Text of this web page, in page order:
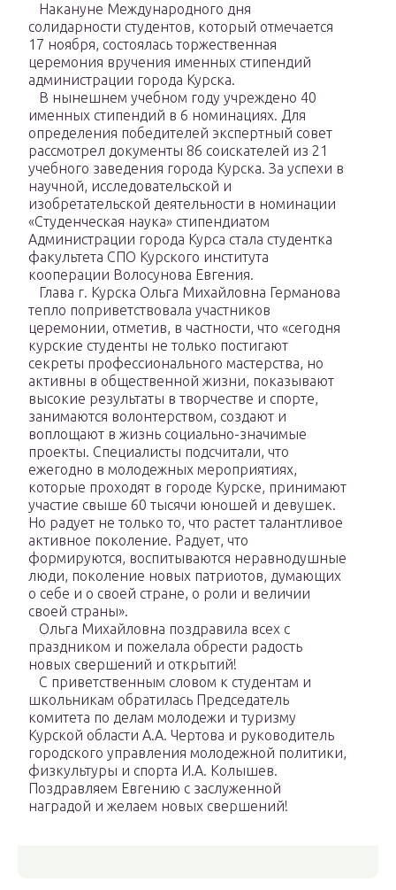
Накануне Международного дня
солидарности студентов, который отмечается
17 ноября, состоялась торжественная
церемония вручения именных стипендий
администрации города Курска.
В нынешнем учебном году учреждено 40
именных стипендий в 6 номинациях. Для
определения победителей экспертный совет
рассмотрел документы 86 соискателей из 21
учебного заведения города Курска. За успехи в
научной, исследовательской и
изобретательской деятельности в номинации
«Студенческая наука» стипендиатом
Администрации города Курса стала студентка
факультета СПО Курского института
кооперации Волосунова Евгения.
Глава г. Курска Ольга Михайловна Германова
тепло поприветствовала участников
церемонии, отметив, в частности, что «сегодня
курские студенты не только постигают
секреты профессионального мастерства, но
активны в общественной жизни, показывают
высокие результаты в творчестве и спорте,
занимаются волонтерством, создают и
воплощают в жизнь социально-значимые
проекты. Специалисты подсчитали, что
ежегодно в молодежных мероприятиях,
которые проходят в городе Курске, принимают
участие свыше 60 тысячи юношей и девушек.
Но радует не только то, что растет талантливое
активное поколение. Радует, что
формируются, воспитываются неравнодушные
люди, поколение новых патриотов, думающих
о себе и о своей стране, о роли и величии
своей страны».
Ольга Михайловна поздравила всех с
праздником и пожелала обрести радость
новых свершений и открытий!
С приветственным словом к студентам и
школьникам обратилась Председатель
комитета по делам молодежи и туризму
Курской области А.А. Чертова и руководитель
городского управления молодежной политики,
физкультуры и спорта И.А. Колышев.
Поздравляем Евгению с заслуженной
наградой и желаем новых свершений!